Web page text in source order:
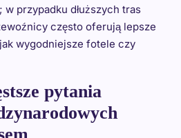
przypadku dłuższych tras
często oferują lepsze
wygodniejsze fotele czy
pytania